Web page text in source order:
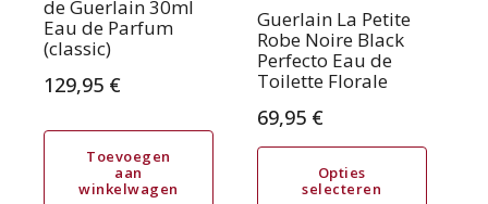
de Guerlain 30ml
Eau de Parfum
(classic)
129,95 €
Toevoegen
aan
winkelwagen
Guerlain La Petite
Robe Noire Black
Perfecto Eau de
Toilette Florale
69,95 €
Opties
selecteren
variaties.
Deze
optie
kan
gekozen